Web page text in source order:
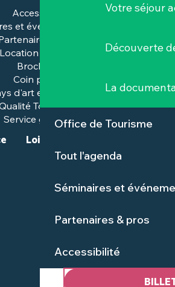
Votre séjour
Découverte
La
Office de Tourisme
Tout l'agenda
Séminaires et
Partenaires & pros
Accessibilité
Accessibilité
et événements pros
& pros
Location de salles
Brochures
Coin presse
d'art et d'histoire
Tourisme™
Service groupes
Loire-Atlantique